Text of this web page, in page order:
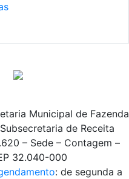
Municipal de Fazenda
de Receita
– Sede – Contagem –
32.040-000
: de segunda a